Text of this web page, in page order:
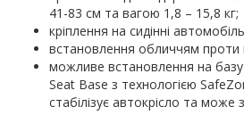
41-83 см та вагою 1,8 – 15,8 кг;
кріплення на сидінні
встановлення обличчям проти
можливе встановлення на
Seat Base з технологією
стабілізує автокрісло та